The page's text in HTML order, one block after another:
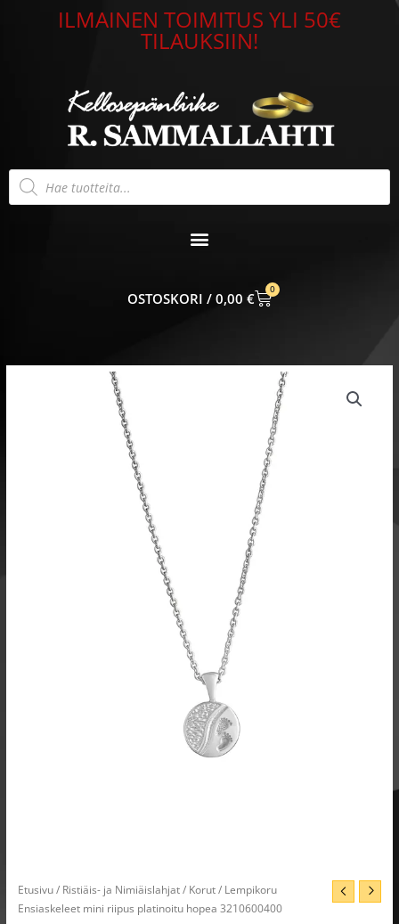
ILMAINEN TOIMITUS YLI 50€
TILAUKSIIN!
Products
search
0,00 €
0
CART
Etusivu/ Ristiäis- ja Nimiäislahjat/ Korut/ Lempikoru
Ensiaskeleet mini riipus platinoitu hopea 3210600400